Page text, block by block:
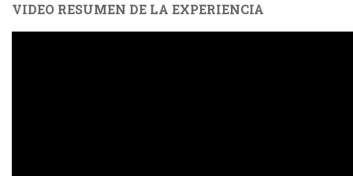
VIDEO RESUMEN DE LA EXPERIENCIA